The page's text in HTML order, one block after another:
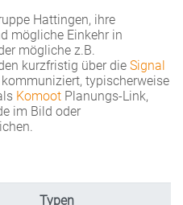
Hattingen, ihre
mögliche Einkehr in
mögliche z.B.
kurzfristig über die Signal
typischerweise
Komoot Planungs-Link,
im Bild oder
Typen